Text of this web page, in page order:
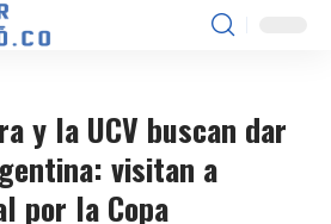
y la UCV buscan dar
visitan a
por la Copa